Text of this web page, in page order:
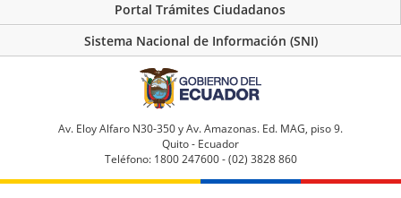
Portal Trámites Ciudadanos
Sistema Nacional de Información (SNI)
Av. Eloy Alfaro N30-350 y Av. Amazonas. Ed. MAG, piso 9.
Quito - Ecuador
Teléfono: 1800 247600 - (02) 3828 860